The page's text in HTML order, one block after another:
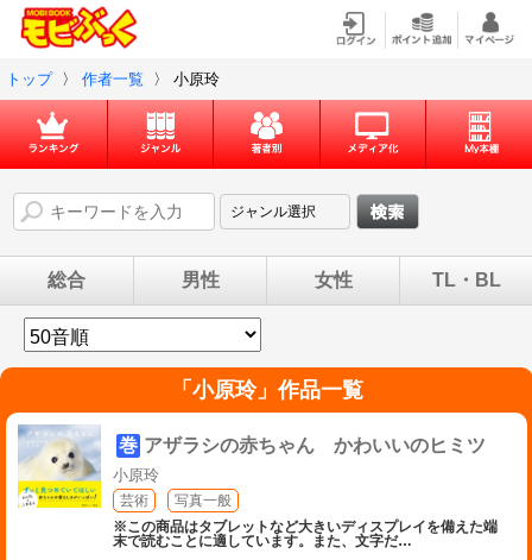
トップ 〉 作者一覧 〉 小原玲
総合 男性 女性 TL・BL
「 小原玲」作品一覧
巻 アザラシの赤ちゃん かわいいのヒミツ
小原玲
芸術
写真一般
※この商品はタブレットなど大きいディスプレイを備えた端
末で読むことに適しています。また、文字だ…